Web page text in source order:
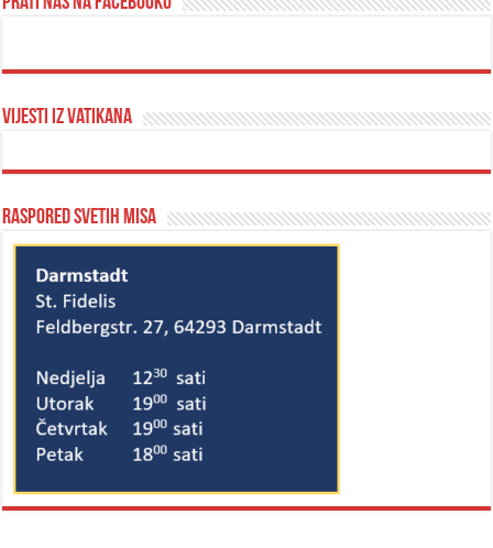
Vijesti iz Vatikana
Raspored svetih misa